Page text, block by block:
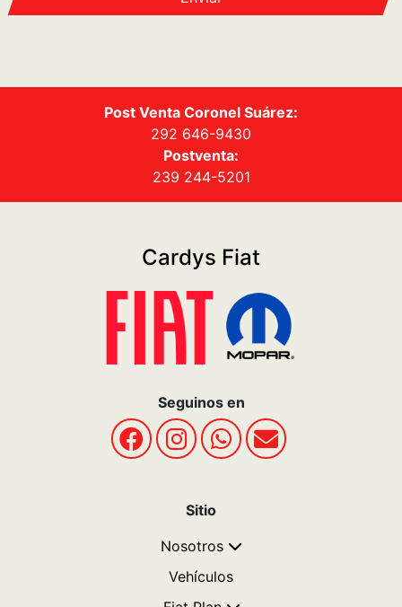
Post Venta Coronel Suárez:
292 646-9430
Postventa:
239 244-5201
Cardys Fiat
Seguinos en
Sitio
Nosotros
Vehículos